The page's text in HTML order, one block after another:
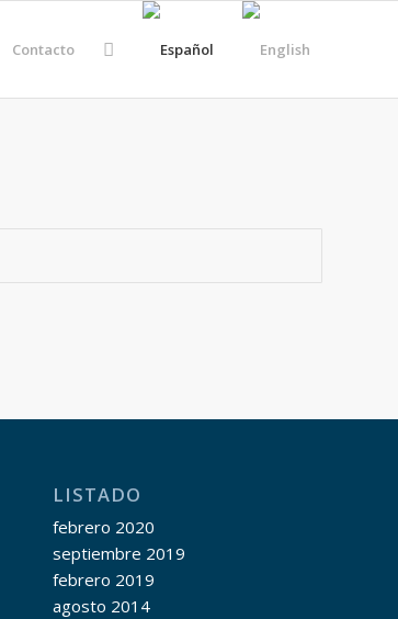
Contacto
LISTADO
febrero 2020
septiembre 2019
febrero 2019
agosto 2014